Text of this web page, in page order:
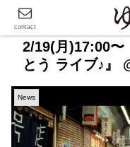
2/19(月)17:00〜
とう ライブ♪』
News
contact